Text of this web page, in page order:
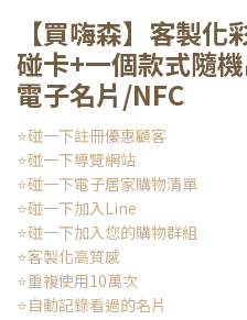
【買嗨森】客製
碰卡+一個款式隨
電子名片/NFC
⭐碰一下註冊優惠顧客
⭐碰一下導覽網站
⭐碰一下電子居家購物清單
⭐碰一下加入Line
⭐碰一下加入您的購物群組
⭐客製化高質感
​​​​​​​⭐重複使用10萬次
⭐自動記錄看過的名片